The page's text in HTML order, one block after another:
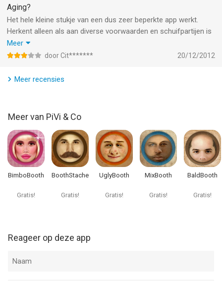
Aging?
Het hele kleine stukje van een dus zeer beperkte app werkt.
Herkent alleen als aan diverse voorwaarden en schuifpartijen is
voldaan. Het opslaan is een zoekplaatje, dat misschien uit de
AGINGAPP moet en flink verjongd moet worden en de
in de zak aan. Jammer van het reuze geinige idee. Iedereen wil
Meer
door Cit******* 20/12/2012
Meer recensies
Meer van PiVi & Co
BimboBooth
Gratis!
BoothStache
Gratis!
UglyBooth
Gratis!
MixBooth
Gratis!
BaldBooth
Gratis!
Reageer op deze app